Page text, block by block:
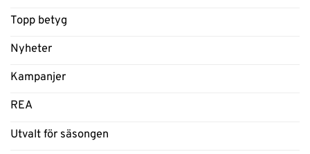
Topp betyg
Nyheter
Kampanjer
REA
Utvalt för säsongen